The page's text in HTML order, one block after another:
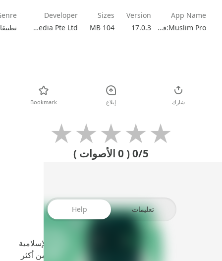
App Name
Muslim Pro:قران,الصلاة ,الاذان
Version
17.0.3
Sizes
104 MB
Developer
Bitsmedia Pte Ltd
شارك إبلاغ Bookmark
★
★
★
★
★
0/5( 0 الأصوات )
تعليمات Help
إذا كنت تبحث عن تطبيق واحد يجمع لك أهم الأدوات الإسلامية
يُعد من أكثر